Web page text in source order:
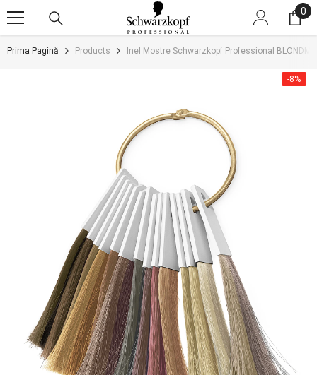
0
0
Prima Pagină Products Inel Mostre Schwarzkopf Professional
-8%